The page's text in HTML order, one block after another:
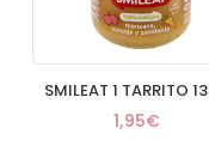
1,95€